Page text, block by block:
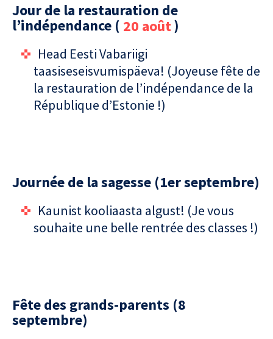
Jour de la restauration de
l’indépendance ( 20 août)
Head Eesti Vabariigi
taasiseseisvumispäeva! (Joyeuse fête de
la restauration de l’indépendance de la
République d’Estonie !)
Journée de la sagesse (1er septembre)
Kaunist kooliaasta algust! (Je vous
souhaite une belle rentrée des classes !)
Fête des grands-parents (8
septembre)